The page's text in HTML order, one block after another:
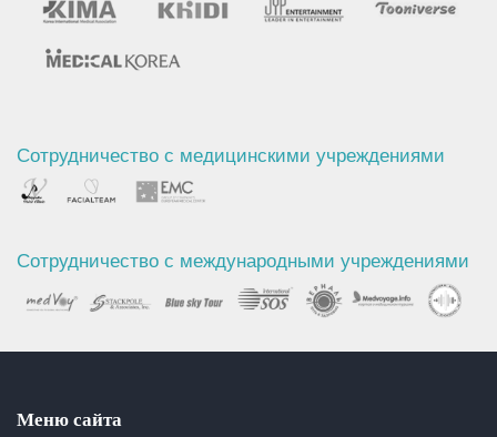
Сотрудничество с медицинскими учреждениями
Сотрудничество с международными учреждениями
Меню сайта